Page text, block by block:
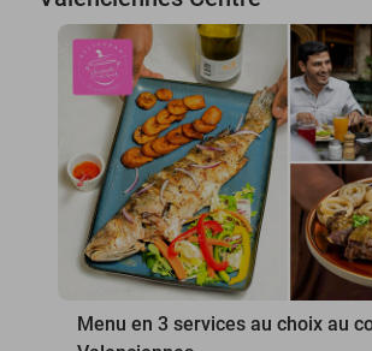
Menu en 3 services au choix au